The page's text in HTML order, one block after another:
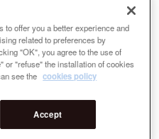
to offer you a better experience and
related to preferences by
"OK", you agree to the use of
or "refuse" the installation of cookies
see the cookies policy
Accept